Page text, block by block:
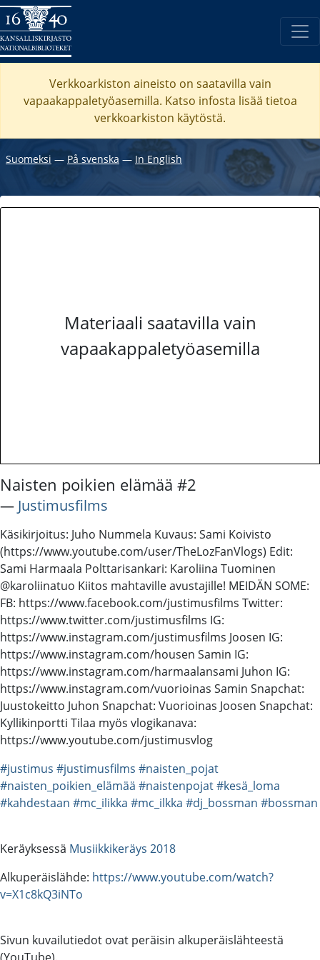
Verkkoarkiston aineisto on saatavilla vain
vapaakappaletyöasemilla. Katso infosta lisää tietoa
verkkoarkiston käytöstä.
Suomeksi ― På svenska ― In English
Materiaali saatavilla vain
vapaakappaletyöasemilla
Naisten poikien elämää #2
― Justimusfilms
Käsikirjoitus: Juho Nummela Kuvaus: Sami Koivisto
(https://www.youtube.com/user/TheLozFanVlogs) Edit:
Sami Harmaala Polttarisankari: Karoliina Tuominen
@karoliinatuo Kiitos mahtaville avustajille! MEIDÄN SOME:
FB: https://www.facebook.com/justimusfilms Twitter:
https://www.twitter.com/justimusfilms IG:
https://www.instagram.com/justimusfilms Joosen IG:
https://www.instagram.com/housen Samin IG:
https://www.instagram.com/harmaalansami Juhon IG:
https://www.instagram.com/vuorioinas Samin Snapchat:
Juustokeitto Juhon Snapchat: Vuorioinas Joosen Snapchat:
Kyllikinportti Tilaa myös vlogikanava:
https://www.youtube.com/justimusvlog
#justimus #justimusfilms #naisten_pojat
#naisten_poikien_elämää #naistenpojat#kesä_loma
#kahdestaan #mc_ilikka #mc_ilkka #dj_bossman #bossman
Keräyksessä Musiikkikeräys 2018
Alkuperäislähde: https://www.youtube.com/watch?
v=X1c8kQ3iNTo
Sivun kuvailutiedot ovat peräisin alkuperäislähteestä